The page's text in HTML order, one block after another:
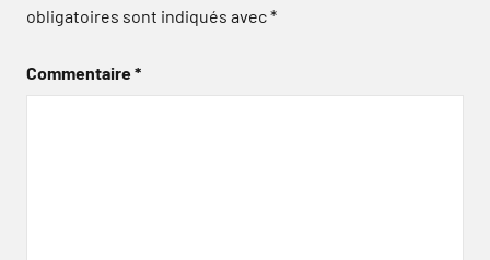
obligatoires sont indiqués avec*
Commentaire*